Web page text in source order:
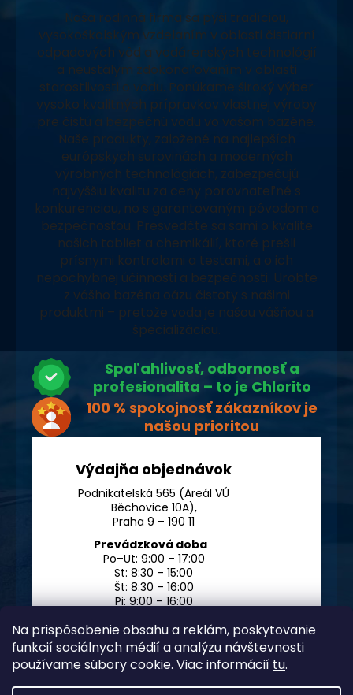
Na prispôsobenie obsahu a reklám, poskytovanie
funkcií sociálnych médií a analýzu návštevnosti
používame súbory cookie. Viac informácií tu.
Naša rodinná firma sa pýši tradíciou,
vysokoškolským vzdelaním v oblasti čistiarní
odpadových vôd a vodárenských technológií
a neustálym zdokonaľovaním v oblasti
starostlivosti o vodu. Ponúkame široký výber
vysoko kvalitných prípravkov vlastnej výroby
pre čistú a bezpečnú vodu vo vašom bazéne.
Naše produkty, založené na najlepších
európskych surovinách a moderných
výrobných technológiách, zabezpečujú
najvyššiu kvalitu za ceny porovnateľné s
konkurenciou, no s garantovaným pôvodom a
bezpečnosťou. Presvedčte sa sami o kvalite
našich tabliet a chemikálií, ktoré prešli
prísnymi kontrolami a testami, a o ich
nepochybnej účinnosti a bezpečnosti. Urobte
z vášho bazéna oázu čistoty s našimi
produktmi – pretože voda je našou vášňou a
špecializáciou.
Spoľahlivosť, odbornosť a
profesionalita – to je Chlorito
100 % spokojnosť zákazníkov je
našou prioritou
Výdajňa objednávok
Podnikatelská 565 (Areál VÚ
Běchovice 10A),
Praha 9 – 190 11
Prevádzková doba
Po–Ut: 9:00 – 17:00
St: 8:30 – 15:00
Št: 8:30 – 16:00
Pi: 9:00 – 16:00